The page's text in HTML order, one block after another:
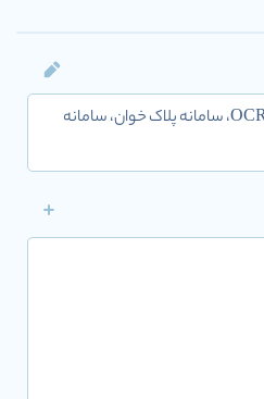
شرکت با شناسه ملی 10380541220 توسعه دهنده راهکارهای سازمانی و کنترل ترافیک و تجمع مبتنی بر هوش مصنوعی است. ازجمله اسکنر، سامانه OCR، سامانه پلاک خوان، سامانه